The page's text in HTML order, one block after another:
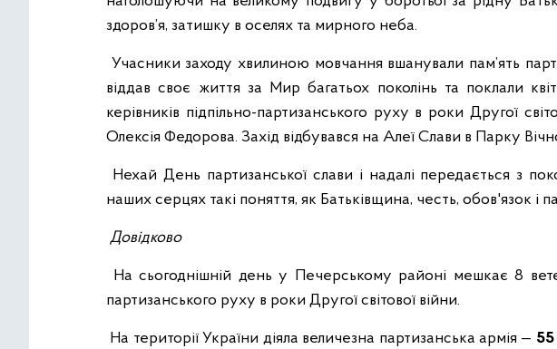
здоров’я, затишку в оселях та мирного неба.
Учасники заходу хвилиною мовчання вшанували пам’ять
віддав своє життя за Мир багатьох поколінь та поклали
керівників підпільно-партизанського руху в роки Другої
Олексія Федорова. Захід відбувався на Алеї Слави в Парку
Нехай День партизанської слави і надалі передається з
наших серцях такі поняття, як Батьківщина, честь, обов'язок і
Довідково
На сьогоднішній день у Печерському районі мешкає 8
партизанського руху в роки Другої світової війни.
На території України діяла величезна партизанська армія — 55